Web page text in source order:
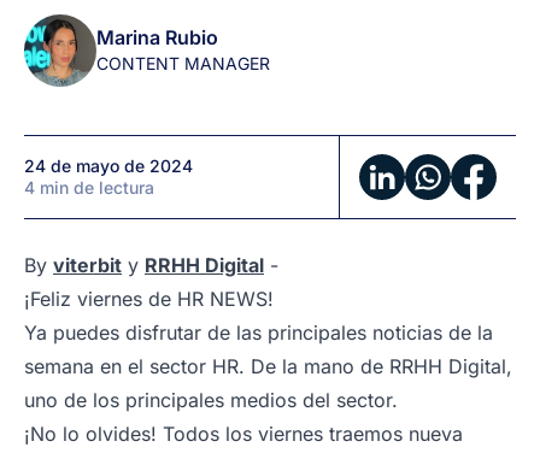
de
RRHH
en
minuto
(by
viterbit
RRHH
Digital)
Marina Rubio
CONTENT MANAGER
24 de mayo de 2024
4 min de lectura
By viterbit y RRHH Digital -
¡Feliz viernes de HR NEWS!
Ya puedes disfrutar de las principales noticias de la
semana en el sector HR. De la mano de RRHH Digital,
uno de los principales medios del sector.
¡No lo olvides! Todos los viernes traemos nueva